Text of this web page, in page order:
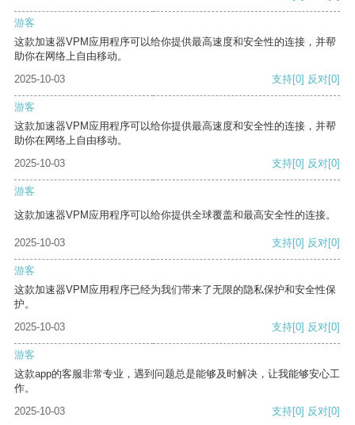
游客
这款加速器VPM应用程序可以给你提供最高速度和安全性的连接，并帮
助你在网络上自由移动。
2025-10-03
支持[0] 反对[0]
游客
这款加速器VPM应用程序可以给你提供最高速度和安全性的连接，并帮
助你在网络上自由移动。
2025-10-03
支持[0] 反对[0]
游客
这款加速器VPM应用程序可以给你提供全球覆盖和最高安全性的连接。
2025-10-03 支持[0] 反对[0]
游客
这款加速器VPM应用程序已经为我们带来了无限的隐私保护和安全性保
护。
2025-10-03
支持[0] 反对[0]
游客
这款app的客服非常专业，遇到问题总是能够及时解决，让我能够安心工
作。
2025-10-03
支持[0] 反对[0]